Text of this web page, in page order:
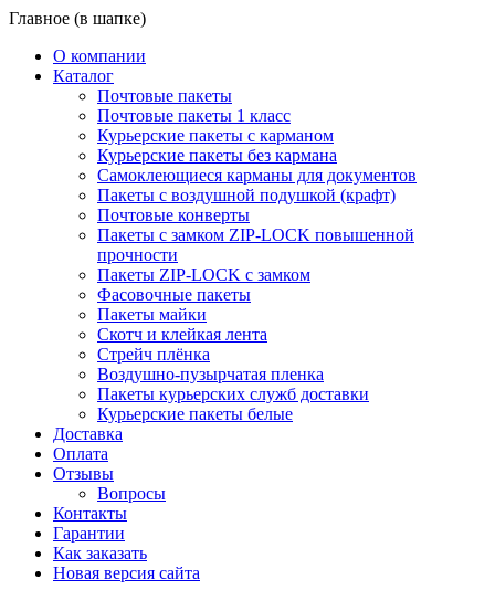
Главное (в шапке)
О компании
Каталог
Почтовые пакеты
Почтовые пакеты 1 класс
Курьерские пакеты с карманом
Курьерские пакеты без кармана
Самоклеющиеся карманы для документов
Пакеты с воздушной подушкой (крафт)
Почтовые конверты
Пакеты с замком ZIP-LOCK повышенной
прочности
Пакеты ZIP-LOCK с замком
Фасовочные пакеты
Пакеты майки
Скотч и клейкая лента
Стрейч плёнка
Воздушно-пузырчатая пленка
Пакеты курьерских служб доставки
Курьерские пакеты белые
Доставка
Оплата
Отзывы
Вопросы
Контакты
Гарантии
Как заказать
Новая версия сайта